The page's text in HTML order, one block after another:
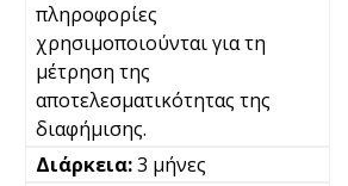
πληροφορίες
χρησιμοποιούνται για τη
μέτρηση της
αποτελεσματικότητας της
διαφήμισης.
3 μήνες